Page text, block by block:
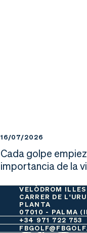
16/07/2026
Cada golpe
importancia de la
VELÒDROM
CARRER DE
PLANTA
07010 - PALMA
+34 971 722 753